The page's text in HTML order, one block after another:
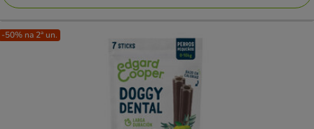
-50% na 2ª un.